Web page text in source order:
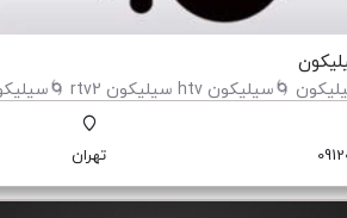
ارایشی بهداشتی
تهران